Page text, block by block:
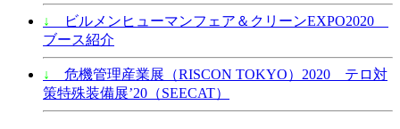
↓
ビルメンヒューマンフェア＆クリーンEXPO2020
ブース紹介
↓
危機管理産業展（RISCON TOKYO）2020 テロ対
策特殊装備展’20（SEECAT）